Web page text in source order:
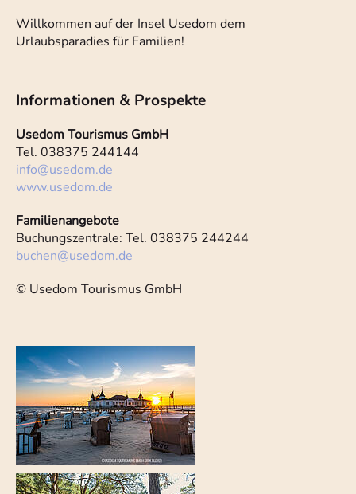
Willkommen auf der Insel Usedom dem
Urlaubsparadies für Familien!
Informationen & Prospekte
Usedom Tourismus GmbH
Tel. 038375 244144
info@usedom.de
www.usedom.de
Familienangebote
Buchungszentrale: Tel. 038375 244244
buchen@usedom.de
© Usedom Tourismus GmbH